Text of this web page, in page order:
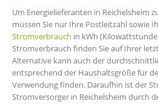
Um Energielieferanten in Reichelsheim
müssen Sie nur Ihre Postleitzahl sowie
Stromverbrauch in kWh
Stromverbrauch finden Sie auf Ihrer
Alternative kann auch der
entsprechend der Haushaltsgröße für
Verwendung finden. Daraufhin ist der
Stromversorger in Reichelsheim durch